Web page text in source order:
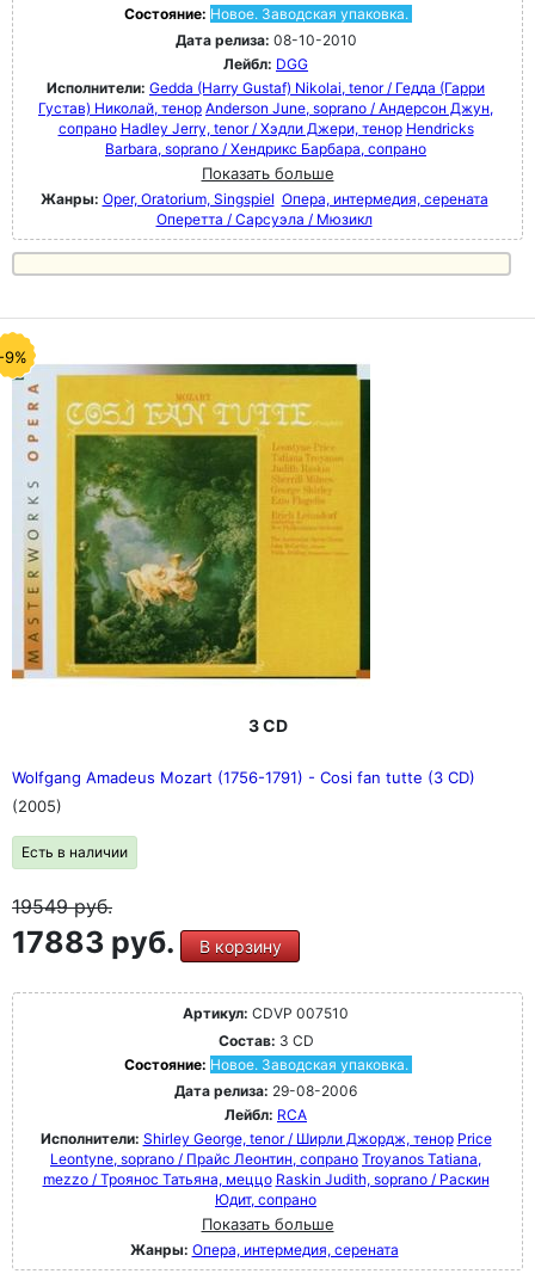
Состояние: Новое. Заводская упаковка.
Дата релиза: 08-10-2010
Лейбл: DGG
Исполнители: Gedda (Harry Gustaf) Nikolai, tenor / Гедда (Гарри
Густав) Николай, тенор Anderson June, soprano / Андерсон Джун,
сопрано Hadley Jerry, tenor / Хэдли Джери, тенор Hendricks
Barbara, soprano / Хендрикс Барбара, сопрано
Показать больше
Жанры: Oper, Oratorium, Singspiel Опера, интермедия, серената
Оперетта / Сарсуэла / Мюзикл
9%
3 CD
Wolfgang Amadeus Mozart (1756-1791) - Cosi fan tutte (3 CD)
(2005)
Есть в наличии
19549руб.
17883 руб. В корзину
Артикул: CDVP 007510
Состав: 3 CD
Состояние: Новое. Заводская упаковка.
Дата релиза: 29-08-2006
Лейбл: RCA
Исполнители: Shirley George, tenor / Ширли Джордж, тенор Price
Leontyne, soprano / Прайс Леонтин, сопрано Troyanos Tatiana,
mezzo / Троянос Татьяна, меццо Raskin Judith, soprano / Раскин
Юдит, сопрано
Показать больше
Жанры: Опера, интермедия, серената